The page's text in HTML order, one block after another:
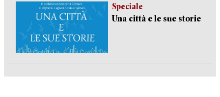
Speciale
Una città e le sue storie